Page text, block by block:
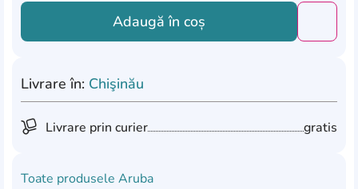
Adaugă în coș
Livrare în: Chişinău
Livrare prin curier gratis
Toate produsele Aruba